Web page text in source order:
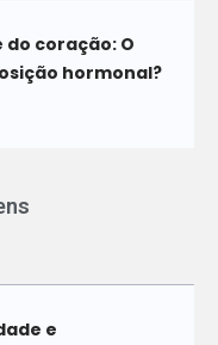
coração: O
hormonal?
e